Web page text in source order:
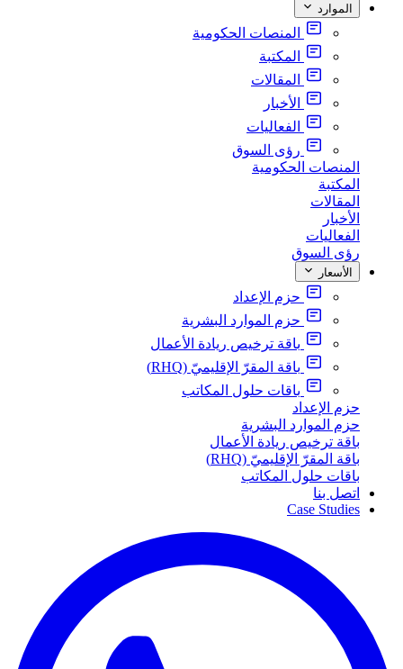
الموارد
المنصات الحكومية
المكتبة
المقالات
الأخبار
الفعاليات
رؤى السوق
المنصات الحكومية
المكتبة
المقالات
الأخبار
الفعاليات
رؤى السوق
الأسعار
حزم الإعداد
حزم الموارد البشرية
باقة ترخيص ريادة الأعمال
باقة المقرّ الإقليميّ (RHQ)
باقات حلول المكاتب
حزم الإعداد
حزم الموارد البشرية
باقة ترخيص ريادة الأعمال
باقة المقرّ الإقليميّ (RHQ)
باقات حلول المكاتب
اتصل بنا
Case Studies